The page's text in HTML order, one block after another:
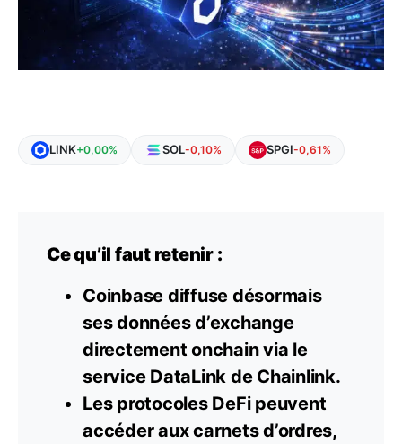
LINK+0,00% SOL-0,10% SPGI-0,61%
Ce qu’il faut retenir :
Coinbase diffuse désormais
ses données d’exchange
directement onchain via le
service DataLink de Chainlink.
Les protocoles DeFi peuvent
accéder aux carnets d’ordres,